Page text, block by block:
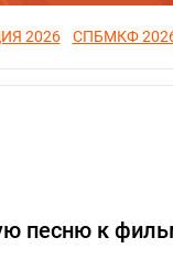
2026 СПБМКФ
песню к